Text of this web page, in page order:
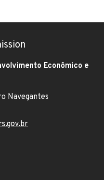
Econômico e
Navegantes